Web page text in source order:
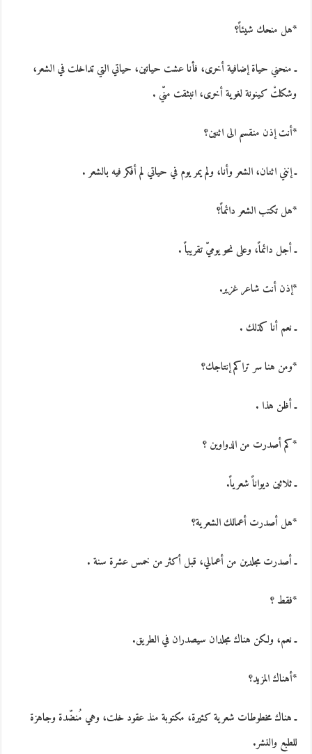
*هل منحك شيئاً؟
ـ منحني حياة إضافية أخرى، فأنا عشت حياتين، حياتي التي تداخلت في الشعر،
وشكلتْ كينونة لغوية أخرى، انبثقت منّي .
*أنت إذن منقسم الى اثنين؟
ـ إنني اثنان، الشعر وأنا، ولم يمر يوم في حياتي لم أفكر فيه بالشعر .
*هل تكتب الشعر دائماً؟
ـ أجل دائماً، وعلى نحو يوميّ تقريباً .
*إذن أنت شاعر غزير.
ـ نعم أنا كذلك .
*ومن هنا سر تراكم إنتاجك؟
ـ أظن هذا .
*كم أصدرت من الدواوين ؟
ـ ثلاثين ديواناً شعرياً.
*هل أصدرت أعمالك الشعرية؟
ـ أصدرت مجلدين من أعمالي، قبل أكثر من خمس عشرة سنة .
*فقط ؟
ـ نعم، ولكن هناك مجلدان سيصدران في الطريق.
*أهناك المزيد؟
ـ هناك مخطوطات شعرية كثيرة، مكتوبة منذ عقود خلت، وهي مُنضّدة وجاهزة
للطبع والنشر.